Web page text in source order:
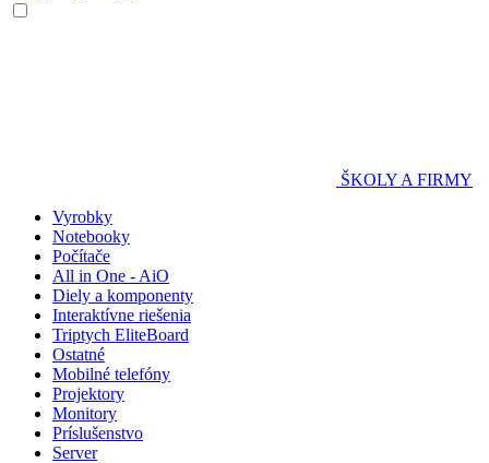
ŠKOLY A FIRMY
Vyrobky
Notebooky
Počítače
All in One - AiO
Diely a komponenty
Interaktívne riešenia
Triptych EliteBoard
Ostatné
Mobilné telefóny
Projektory
Monitory
Príslušenstvo
Server